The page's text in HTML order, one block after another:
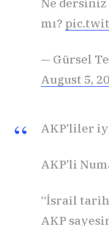
mı?
— Gürsel
August 5,
AKP’liler
AKP’li
“İsrail
AKP